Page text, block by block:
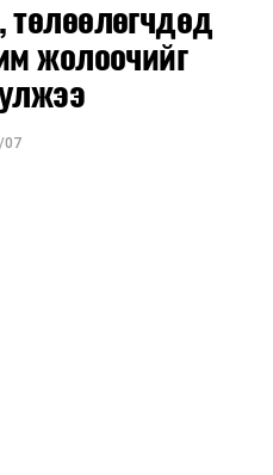
эх орноо төлөөлөн
оролцох боломжтой
жолоочийг
07